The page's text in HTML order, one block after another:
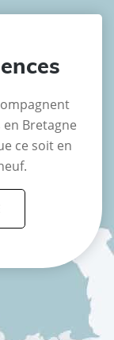
Bretagne
ce soit en